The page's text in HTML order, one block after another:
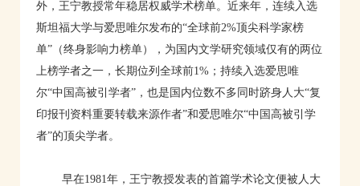
外，王宁教授常年稳居权威学术榜单。近来年， 连续入选
斯坦福大学与爱思唯尔发布的“全球前2%顶尖科学家榜
单” （终身影响力榜单），为 国内文学研究领域仅有的两位
上榜学者之一，长期位列全球前1%；持续入选爱思唯
尔“中国高被引学者” ，也是国内位数不多同时跻身 人大“复
印报刊资料重要转载来源作者”和 爱思唯尔“中国高被引学
者”的顶尖学者。
早在1981年，王宁教授发表的首篇学术论文便被人大